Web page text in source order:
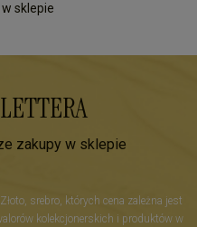
sklepie
zakupy w sklepie
srebro, których cena zależna jest
kolekcjonerskich i produktów w